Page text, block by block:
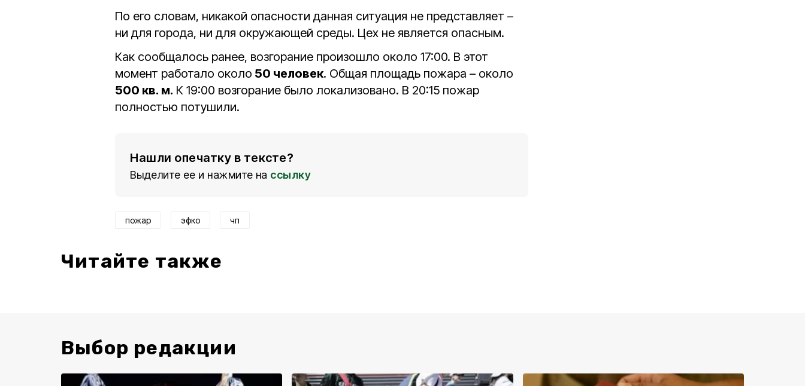
По его словам, никакой опасности данная ситуация не представляет –
ни для города, ни для окружающей среды. Цех не является опасным.
Как сообщалось ранее, возгорание произошло около 17:00. В этот
момент работало около 50 человек. Общая площадь пожара – около
500 кв. м. К 19:00 возгорание было локализовано. В 20:15 пожар
полностью потушили.
Нашли опечатку в тексте?
Выделите ее и нажмите на ссылку
пожар эфко чп
Читайте также
Выбор редакции